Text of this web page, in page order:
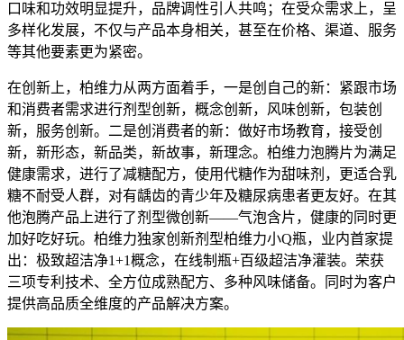
口味和功效明显提升，品牌调性引人共鸣；在受众需求上，呈
多样化发展，不仅与产品本身相关，甚至在价格、渠道、服务
等其他要素更为紧密。
在创新上，柏维力从两方面着手，一是创自己的新：紧跟市场
和消费者需求进行剂型创新，概念创新，风味创新，包装创
新，服务创新。二是创消费者的新：做好市场教育，接受创
新，新形态，新品类，新故事，新理念。柏维力泡腾片为满足
健康需求，进行了减糖配方，使用代糖作为甜味剂，更适合乳
糖不耐受人群，对有龋齿的青少年及糖尿病患者更友好。在其
他泡腾产品上进行了剂型微创新——气泡含片，健康的同时更
加好吃好玩。柏维力独家创新剂型柏维力小Q瓶，业内首家提
出：极致超洁净1+1概念，在线制瓶+百级超洁净灌装。荣获
三项专利技术、全方位成熟配方、多种风味储备。同时为客户
提供高品质全维度的产品解决方案。